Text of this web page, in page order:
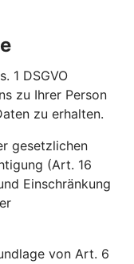
1 DSGVO
zu Ihrer Person
zu erhalten.
gesetzlichen
(Art. 16
Einschränkung
von Art. 6